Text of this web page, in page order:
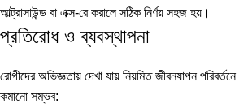
আল্ট্রাসাউন্ড বা এক্স-রে করালে সঠিক নির্ণয় সহজ হয়।
প্রতিরোধ ও ব্যবস্থাপনা
রোগীদের অভিজ্ঞতায় দেখা যায় নিয়মিত জীবনযাপন
কমানো সম্ভব: